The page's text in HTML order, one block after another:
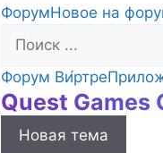
Навигация
Форума
ФорумНовое на
Форум
breadcrumbs
-
Вы
Форум Ви́ртре
Quest Games
Новая тема